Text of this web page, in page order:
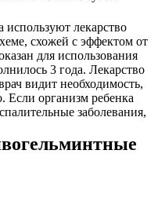
используют лекарство
схожей с эффектом от
для использования
3 года. Лекарство
видит необходимость,
Если организм ребенка
заболевания,